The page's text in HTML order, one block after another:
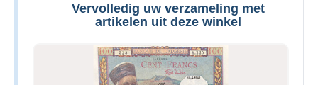
Vervolledig uw verzameling met
artikelen uit deze winkel